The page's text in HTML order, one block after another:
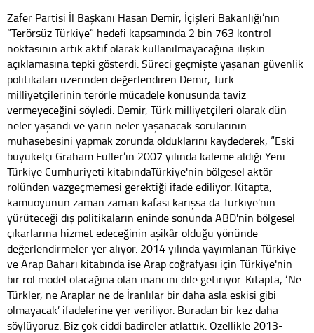
Zafer Partisi İl Başkanı Hasan Demir, İçişleri Bakanlığı’nın
“Terörsüz Türkiye” hedefi kapsamında 2 bin 763 kontrol
noktasının artık aktif olarak kullanılmayacağına ilişkin
açıklamasına tepki gösterdi. Süreci geçmişte yaşanan güvenlik
politikaları üzerinden değerlendiren Demir, Türk
milliyetçilerinin terörle mücadele konusunda taviz
vermeyeceğini söyledi. Demir, Türk milliyetçileri olarak dün
neler yaşandı ve yarın neler yaşanacak sorularının
muhasebesini yapmak zorunda olduklarını kaydederek, “Eski
büyükelçi Graham Fuller’in 2007 yılında kaleme aldığı Yeni
Türkiye Cumhuriyeti kitabındaTürkiye'nin bölgesel aktör
rolünden vazgeçmemesi gerektiği ifade ediliyor. Kitapta,
kamuoyunun zaman zaman kafası karışsa da Türkiye'nin
yürüteceği dış politikaların eninde sonunda ABD'nin bölgesel
çıkarlarına hizmet edeceğinin aşikâr olduğu yönünde
değerlendirmeler yer alıyor. 2014 yılında yayımlanan Türkiye
ve Arap Baharı kitabında ise Arap coğrafyası için Türkiye'nin
bir rol model olacağına olan inancını dile getiriyor. Kitapta, ‘Ne
Türkler, ne Araplar ne de İranlılar bir daha asla eskisi gibi
olmayacak’ ifadelerine yer veriliyor. Buradan bir kez daha
söylüyoruz. Biz çok ciddi badireler atlattık. Özellikle 2013-